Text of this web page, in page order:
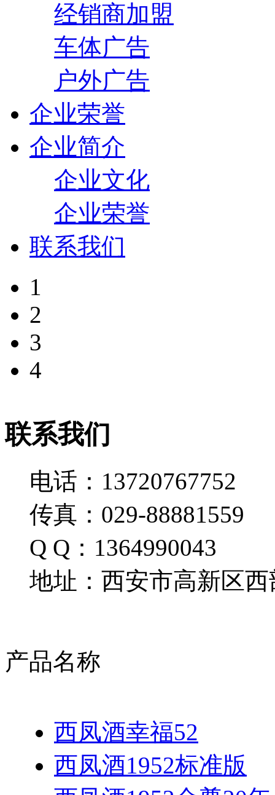
经销商加盟
车体广告
户外广告
企业荣誉
企业简介
企业文化
企业荣誉
联系我们
1
2
3
4
联系我们
电话：13720767752
传真：029-88881559
Q Q：1364990043
地址：西安市高新区西
产品名称
西凤酒幸福52
西凤酒1952标准版